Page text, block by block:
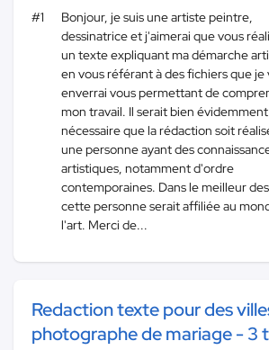
#1
Bonjour, je suis une artiste peintre,
dessinatrice et j'aimerai que vous
un texte expliquant ma démarche
en vous référant à des fichiers que je
enverrai vous permettant de
mon travail. Il serait bien évidemment
nécessaire que la rédaction soit
une personne ayant des
artistiques, notamment d'ordre
contemporaines. Dans le meilleur
cette personne serait affiliée au
l'art. Merci de...
Redaction texte pour des
photographe de mariage - 3